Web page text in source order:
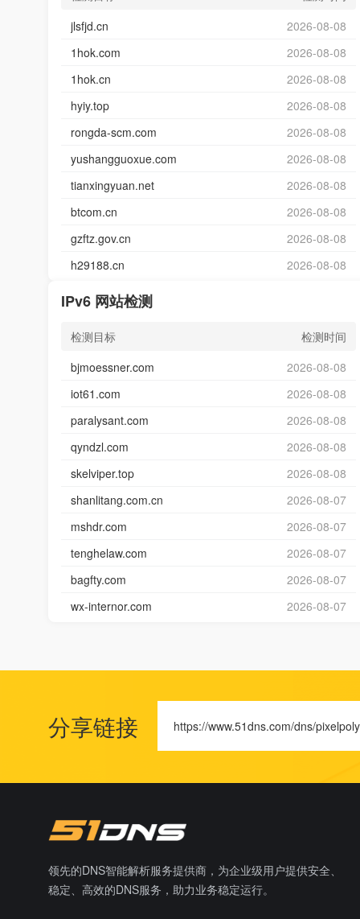
jlsfjd.cn
2026-08-08
1hok.com
2026-08-08
1hok.cn
2026-08-08
hyiy.top
2026-08-08
rongda-scm.com
2026-08-08
yushangguoxue.com
2026-08-08
tianxingyuan.net
2026-08-08
btcom.cn
2026-08-08
gzftz.gov.cn
2026-08-08
h29188.cn
2026-08-08
IPv6 网站检测
检测目标
检测时间
bjmoessner.com
2026-08-08
iot61.com
2026-08-08
paralysant.com
2026-08-08
qyndzl.com
2026-08-08
skelviper.top
2026-08-08
shanlitang.com.cn
2026-08-07
mshdr.com
2026-08-07
tenghelaw.com
2026-08-07
bagfty.com
2026-08-07
wx-internor.com
2026-08-07
分享链接 https://www.51dns.com/dns/
领先的DNS智能解析服务提供商，为企业级用户提供安全、
稳定、高效的DNS服务，助力业务稳定运行。